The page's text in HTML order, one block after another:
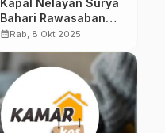
Kapal Nelayan Surya
Bahari Rawasaban
Tenggelam di Perairan
Nelayan Masih Hilang
calendar_monthRab, 8 Okt 2025